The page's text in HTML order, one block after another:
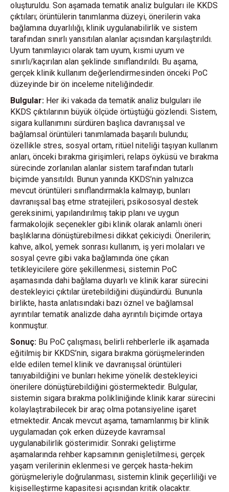
oluşturuldu. Son aşamada tematik analiz bulguları ile KKDS
çıktıları; örüntülerin tanımlanma düzeyi, önerilerin vaka
bağlamına duyarlılığı, klinik uygulanabilirlik ve sistem
tarafından sınırlı yansıtılan alanlar açısından karşılaştırıldı.
Uyum tanımlayıcı olarak tam uyum, kısmi uyum ve
sınırlı/kaçırılan alan şeklinde sınıflandırıldı. Bu aşama,
gerçek klinik kullanım değerlendirmesinden önceki PoC
düzeyinde bir ön inceleme niteliğindedir.
Bulgular: Her iki vakada da tematik analiz bulguları ile
KKDS çıktılarının büyük ölçüde örtüştüğü gözlendi. Sistem,
sigara kullanımını sürdüren başlıca davranışsal ve
bağlamsal örüntüleri tanımlamada başarılı bulundu;
özellikle stres, sosyal ortam, ritüel niteliği taşıyan kullanım
anları, önceki bırakma girişimleri, relaps öyküsü ve bırakma
sürecinde zorlanılan alanlar sistem tarafından tutarlı
biçimde yansıtıldı. Bunun yanında KKDS’nin yalnızca
mevcut örüntüleri sınıflandırmakla kalmayıp, bunları
davranışsal baş etme stratejileri, psikososyal destek
gereksinimi, yapılandırılmış takip planı ve uygun
farmakolojik seçenekler gibi klinik olarak anlamlı öneri
başlıklarına dönüştürebilmesi dikkat çekiciydi. Önerilerin;
kahve, alkol, yemek sonrası kullanım, iş yeri molaları ve
sosyal çevre gibi vaka bağlamında öne çıkan
tetikleyicilere göre şekillenmesi, sistemin PoC
aşamasında dahi bağlama duyarlı ve klinik karar sürecini
destekleyici çıktılar üretebildiğini düşündürdü. Bununla
birlikte, hasta anlatısındaki bazı öznel ve bağlamsal
ayrıntılar tematik analizde daha ayrıntılı biçimde ortaya
konmuştur.
Sonuç: Bu PoC çalışması, belirli rehberlerle ilk aşamada
eğitilmiş bir KKDS’nin, sigara bırakma görüşmelerinden
elde edilen temel klinik ve davranışsal örüntüleri
tanıyabildiğini ve bunları hekime yönelik destekleyici
önerilere dönüştürebildiğini göstermektedir. Bulgular,
sistemin sigara bırakma polikliniğinde klinik karar sürecini
kolaylaştırabilecek bir araç olma potansiyeline işaret
etmektedir. Ancak mevcut aşama, tamamlanmış bir klinik
uygulamadan çok erken düzeyde kavramsal
uygulanabilirlik gösterimidir. Sonraki geliştirme
aşamalarında rehber kapsamının genişletilmesi, gerçek
yaşam verilerinin eklenmesi ve gerçek hasta-hekim
görüşmeleriyle doğrulanması, sistemin klinik geçerliliği ve
kişiselleştirme kapasitesi açısından kritik olacaktır.